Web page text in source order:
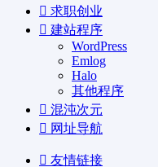
求职创业
建站程序
WordPress
Emlog
Halo
其他程序
混沌次元
网址导航
友情链接